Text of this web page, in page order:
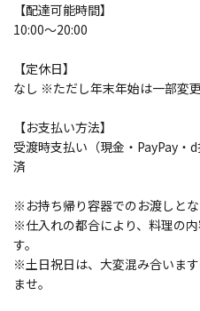
【配達可能時間】
10:00～20:00
【定休日】
なし ※ただし年末年始は一部変
【お支払い方法】
受渡時支払い（現金・PayPay・
済
※お持ち帰り容器でのお渡しとな
※仕入れの都合により、料理の
す。
※土日祝日は、大変混み合いま
ませ。